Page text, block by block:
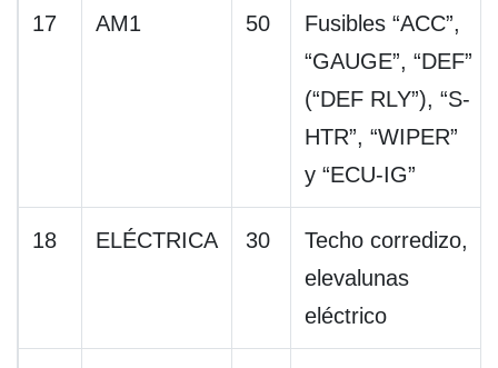
17 AM1 50
Fusibles “ACC”,
“GAUGE”, “DEF”
(“DEF RLY”), “S-
HTR”, “WIPER”
y “ECU-IG”
18 ELÉCTRICA 30
Techo corredizo,
elevalunas
eléctrico